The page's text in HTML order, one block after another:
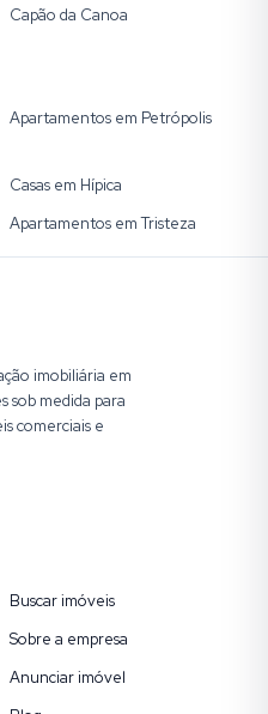
Capão da Canoa
Apartamentos em Petrópolis
Casas em Hípica
Apartamentos em Tristeza
imobiliária em
sob medida para
comerciais e
Buscar imóveis
Sobre a empresa
Anunciar imóvel